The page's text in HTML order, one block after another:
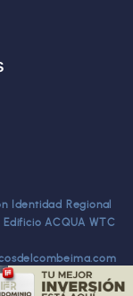
Identidad Regional
ACQUA WTC